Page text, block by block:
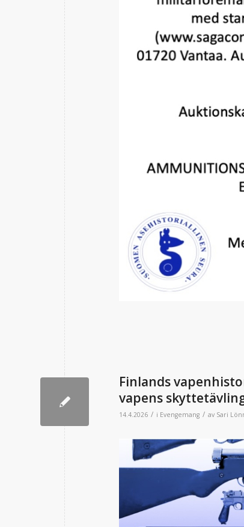
Finlands
vapens
14.4.2026 / i Evengemang / av Sari